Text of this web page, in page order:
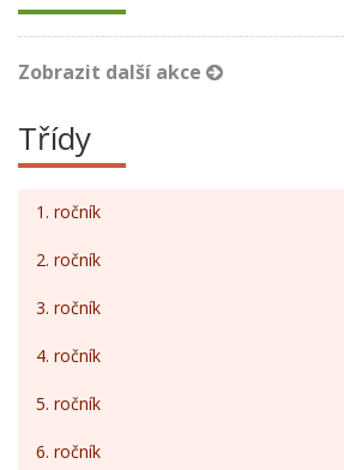
Zobrazit další akce
Třídy
1. ročník
2. ročník
3. ročník
4. ročník
5. ročník
6. ročník